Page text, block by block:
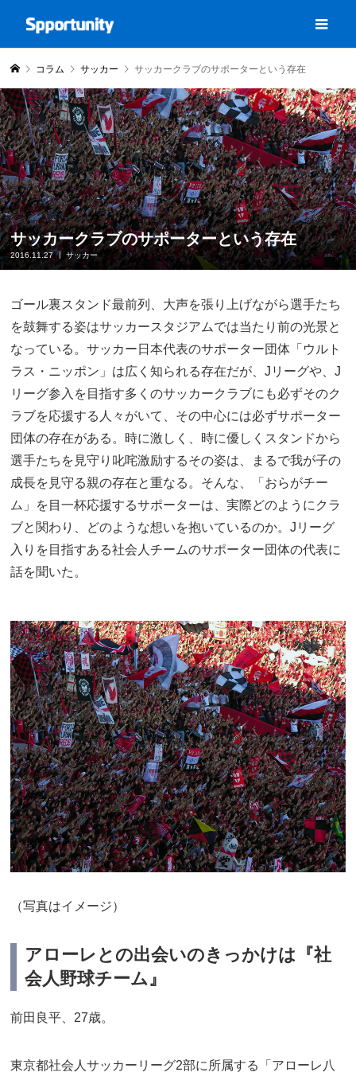
コラム サッカー サッカークラブのサポーターという存在
サッカークラブのサポーターという存在
2016.11.27 サッカー
ゴール裏スタンド最前列、大声を張り上げながら選手たち
を鼓舞する姿はサッカースタジアムでは当たり前の光景と
なっている。サッカー日本代表のサポーター団体「ウルト
ラス・ニッポン」は広く知られる存在だが、Jリーグや、J
リーグ参入を目指す多くのサッカークラブにも必ずそのク
ラブを応援する人々がいて、その中心には必ずサポーター
団体の存在がある。時に激しく、時に優しくスタンドから
選手たちを見守り叱咤激励するその姿は、まるで我が子の
成長を見守る親の存在と重なる。そんな、「おらがチー
ム」を目一杯応援するサポーターは、実際どのようにクラ
ブと関わり、どのような想いを抱いているのか。Jリーグ
入りを目指すある社会人チームのサポーター団体の代表に
話を聞いた。
（写真はイメージ）
アローレとの出会いのきっかけは『社
会人野球チーム』
前田良平、27歳。
東京都社会人サッカーリーグ2部に所属する「アローレ八